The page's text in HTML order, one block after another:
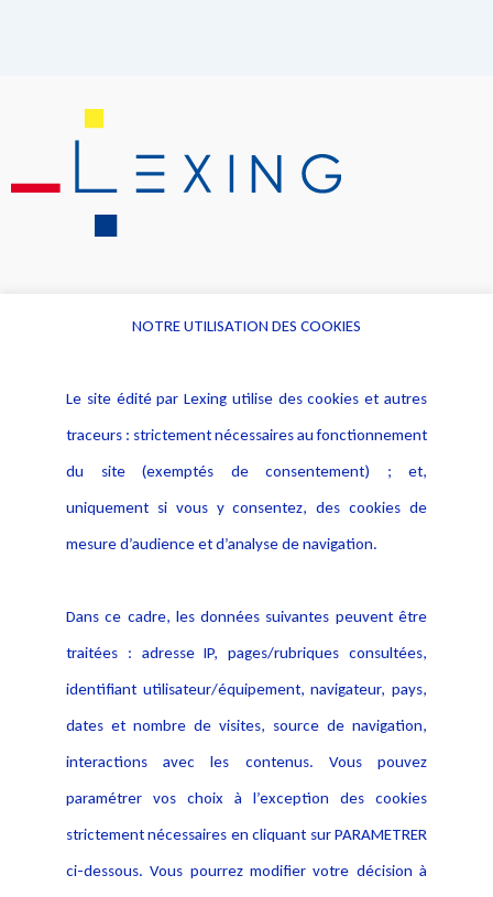
Alerte professionnelle
Déclaration d'accessibilité
Notice Légale
Politique de protection des
données
Publications
NOTRE UTILISATION DES COOKIES
Le site édité par Lexing utilise des cookies et autres
traceurs : strictement nécessaires au fonctionnement
du site (exemptés de consentement) ; et,
uniquement si vous y consentez, des cookies de
mesure d’audience et d’analyse de navigation.
Dans ce cadre, les données suivantes peuvent être
traitées : adresse IP, pages/rubriques consultées,
identifiant utilisateur/équipement, navigateur, pays,
dates et nombre de visites, source de navigation,
interactions avec les contenus. Vous pouvez
paramétrer vos choix à l’exception des cookies
strictement nécessaires en cliquant sur PARAMETRER
ci-dessous. Vous pourrez modifier votre décision à